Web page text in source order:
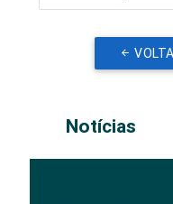
Notícias